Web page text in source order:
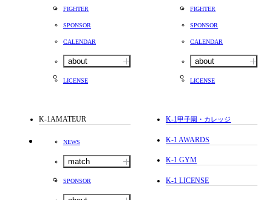
FIGHTER
SPONSOR
CALENDAR
about
LICENSE
FIGHTER
SPONSOR
CALENDAR
about
LICENSE
K-1AMATEUR
NEWS
match
SPONSOR
K-1甲子園・カレッジ
K-1 AWARDS
K-1 GYM
K-1 LICENSE